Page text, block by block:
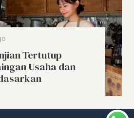
Tertutup
Usaha dan